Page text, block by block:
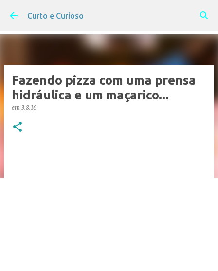
Pular para o conteúdo principal
Curto e Curioso
Fazendo pizza com uma prensa
hidráulica e um maçarico...
em 3.8.16